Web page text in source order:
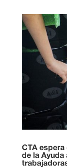
CTA espera
de la Ayuda